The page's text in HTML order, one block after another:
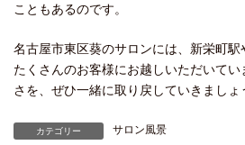
こともあるのです。
名古屋市東区葵のサロンには、新栄町駅
たくさんのお客様にお越しいただいて
さを、ぜひ一緒に取り戻していきましょ
カテゴリー サロン風景